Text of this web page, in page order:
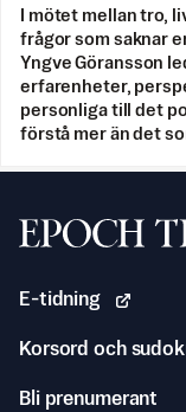
I mötet mellan tro,
frågor som saknar
Yngve Göransson
erfarenheter,
personliga till det
förstå mer än det
Svenska
E-tidning
Korsord och
Bli prenumerant